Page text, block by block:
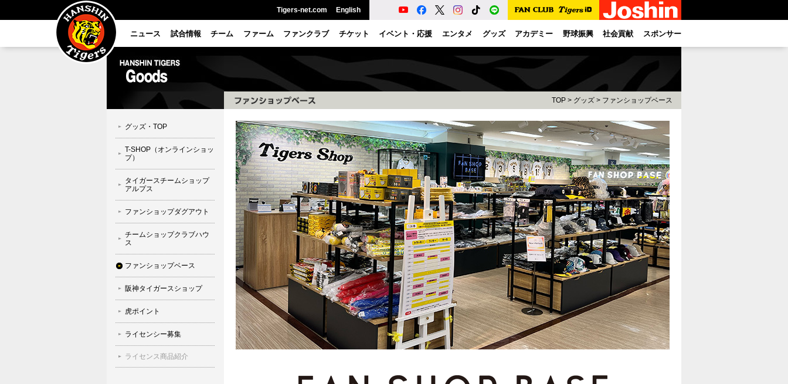
Tigers-net.com English
ニュース 試合情報 チーム ファーム ファンクラブ チケット イベント・応援 エンタメ グッズ アカデミー 野球振興 社会貢献 スポンサー
グッズ・TOP
T-SHOP（オンラインショッ
プ）
タイガースチームショップ
アルプス
ファンショップダグアウト
チームショップクラブハウ
ス
ファンショップベース
阪神タイガースショップ
虎ポイント
ライセンシー募集
ライセンス商品紹介
TOP > グッズ > ファンショップベース